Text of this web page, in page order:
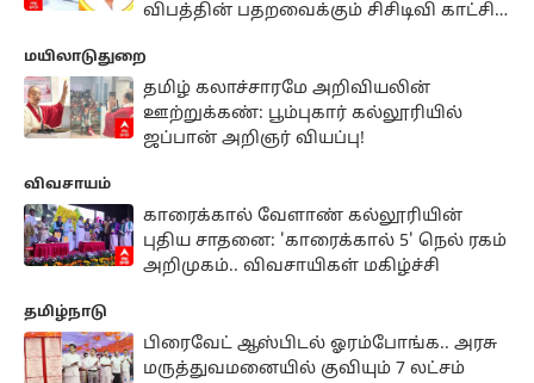
விபத்தின் பதறவைக்கும் சிசிடிவி காட்சி
மயிலாடுதுறை
தமிழ் கலாச்சாரமே அறிவியலின்
ஊற்றுக்கண்: பூம்புகார் கல்லூரியில்
ஜப்பான் அறிஞர் வியப்பு!
விவசாயம்
காரைக்கால் வேளாண் கல்லூரியின்
புதிய சாதனை: 'காரைக்கால் 5' நெல் ரகம்
அறிமுகம்.. விவசாயிகள் மகிழ்ச்சி
தமிழ்நாடு
பிரைவேட் ஆஸ்பிடல் ஓரம்போங்க.. அரசு
மருத்துவமனையில் குவியும் 7 லட்சம்